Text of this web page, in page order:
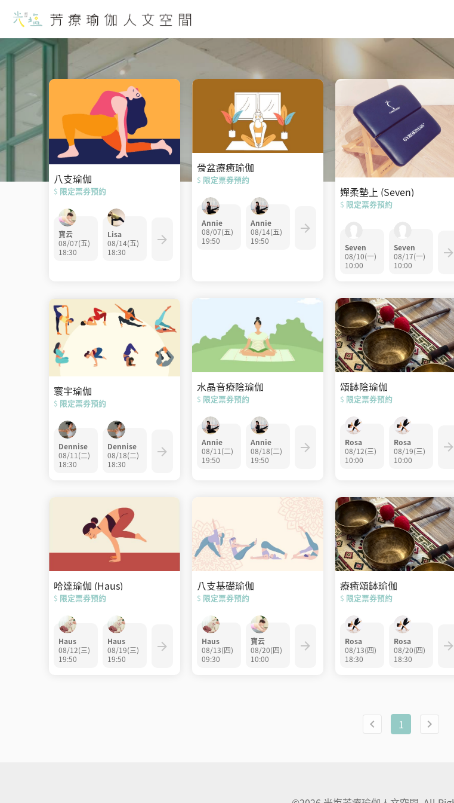
芳
療
瑜
人
間
全部活動
八支瑜伽
$ 限定票券預約
寶云
08/07(五)
18:30
Lisa
08/14(五)
18:30
骨盆療癒瑜伽
$ 限定票券預約
Annie
08/07(五)
19:50
Annie
08/14(五)
19:50
嬋柔墊上 (Seven)
$ 限定票券預約
Seven
08/10(一)
10:00
Seven
08/17(一)
10:00
寰宇瑜伽
$ 限定票券預約
Dennise
08/11(二)
18:30
Dennise
08/18(二)
18:30
水晶音療陰瑜伽
$ 限定票券預約
Annie
08/11(二)
19:50
Annie
08/18(二)
19:50
頌缽陰瑜伽
$ 限定票券預約
Rosa
08/12(三)
10:00
Rosa
08/19(三)
10:00
哈達瑜伽 (Haus)
$ 限定票券預約
Haus
08/12(三)
19:50
Haus
08/19(三)
19:50
八支基礎瑜伽
$ 限定票券預約
Haus
08/13(四)
09:30
寶云
08/20(四)
10:00
療癒頌缽瑜伽
$ 限定票券預約
Rosa
08/13(四)
18:30
Rosa
08/20(四)
18:30
1